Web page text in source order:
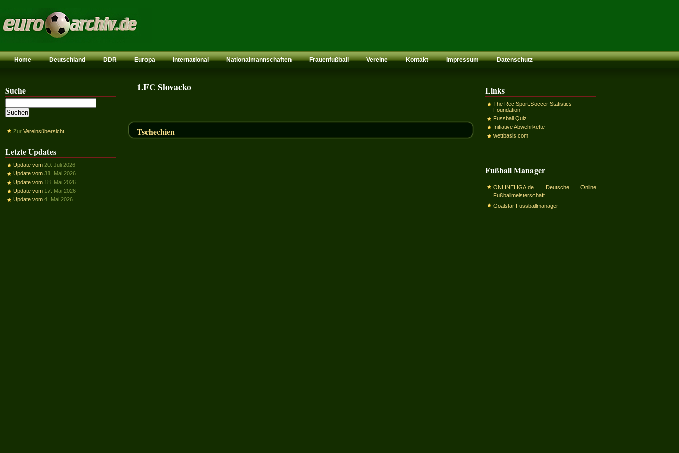
Home Deutschland DDR Europa International Nationalmannschaften Frauenfußball Vereine Kontakt Impressum Datenschutz
Suche
Zur Vereinsübersicht
Letzte Updates
Update vom 20. Juli 2026
Update vom 31. Mai 2026
Update vom 18. Mai 2026
Update vom 17. Mai 2026
Update vom 4. Mai 2026
1.FC Slovacko
Tschechien
Links
The Rec.Sport.Soccer Statistics
Foundation
Fussball Quiz
Initiative Abwehrkette
wettbasis.com
Fußball Manager
ONLINELIGA.de Deutsche Online
Fußballmeisterschaft
Goalstar Fussballmanager